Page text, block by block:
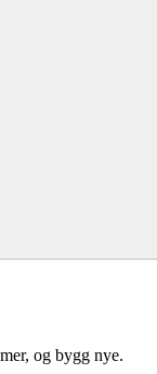
og bygg nye.